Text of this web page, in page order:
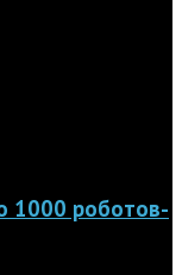
1000 роботов-